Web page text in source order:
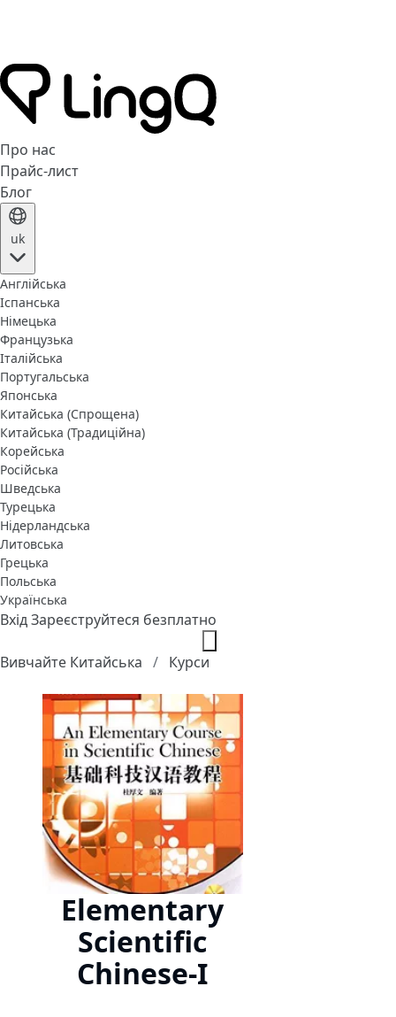
Про нас
Прайс-лист
Блог
uk
Англійська
Іспанська
Німецька
Французька
Італійська
Португальська
Японська
Китайська (Спрощена)
Китайська (Традиційна)
Корейська
Російська
Шведська
Турецька
Нідерландська
Литовська
Грецька
Польська
Українська
ВхідЗареєструйтеся безплатно
Вивчайте Китайська Курси
Elementary
Scientific
Chinese-I